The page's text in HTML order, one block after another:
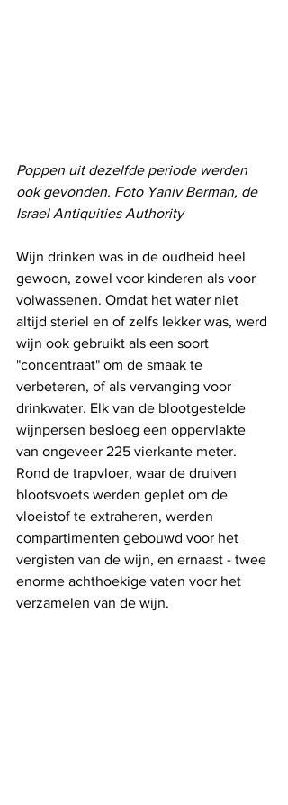
Poppen uit dezelfde periode werden
ook gevonden. Foto Yaniv Berman, de
Israel Antiquities Authority
Wijn drinken was in de oudheid heel
gewoon, zowel voor kinderen als voor
volwassenen. Omdat het water niet
altijd steriel en of zelfs lekker was, werd
wijn ook gebruikt als een soort
"concentraat" om de smaak te
verbeteren, of als vervanging voor
drinkwater. Elk van de blootgestelde
wijnpersen besloeg een oppervlakte
van ongeveer 225 vierkante meter.
Rond de trapvloer, waar de druiven
blootsvoets werden geplet om de
vloeistof te extraheren, werden
compartimenten gebouwd voor het
vergisten van de wijn, en ernaast - twee
enorme achthoekige vaten voor het
verzamelen van de wijn.